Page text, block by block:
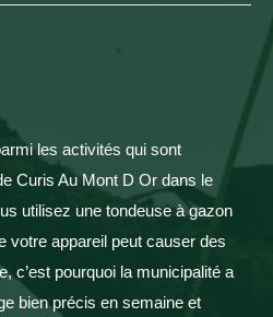
les activités qui sont
Curis Au Mont D Or dans le
utilisez une tondeuse à gazon
votre appareil peut causer des
c’est pourquoi la municipalité a
bien précis en semaine et